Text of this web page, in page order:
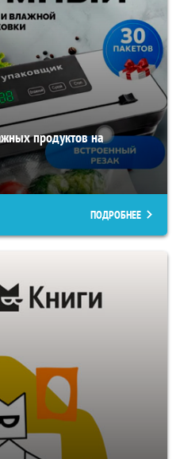
продуктов на
ПОДРОБНЕЕ